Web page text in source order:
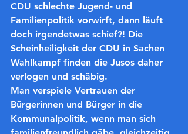
CDU schlechte Jugend- und
Familienpolitik vorwirft, dann läuft
doch irgendetwas schief?! Die
Scheinheiligkeit der CDU in Sachen
Wahlkampf finden die Jusos daher
verlogen und schäbig.
Man verspiele Vertrauen der
Bürgerinnen und Bürger in die
Kommunalpolitik, wenn man sich